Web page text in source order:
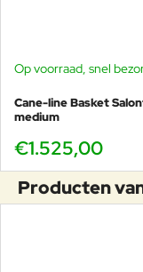
Op voorraad, snel
Cane-line Basket
medium
€1.525,00
Producten